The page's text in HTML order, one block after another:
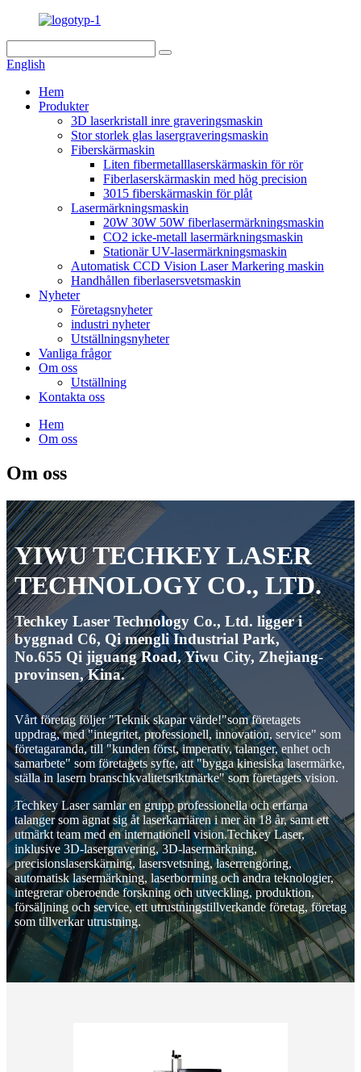
English
Hem
Produkter
3D laserkristall inre graveringsmaskin
Stor storlek glas lasergraveringsmaskin
Fiberskärmaskin
Liten fibermetalllaserskärmaskin för rör
Fiberlaserskärmaskin med hög precision
3015 fiberskärmaskin för plåt
Lasermärkningsmaskin
20W 30W 50W fiberlasermärkningsmaskin
CO2 icke-metall lasermärkningsmaskin
Stationär UV-lasermärkningsmaskin
Automatisk CCD Vision Laser Markering maskin
Handhållen fiberlasersvetsmaskin
Nyheter
Företagsnyheter
industri nyheter
Utställningsnyheter
Vanliga frågor
Om oss
Utställning
Kontakta oss
Hem
Om oss
Om oss
YIWU TECHKEY LASER
TECHNOLOGY CO., LTD.
Techkey Laser Technology Co., Ltd. ligger i
byggnad C6, Qi mengli Industrial Park,
No.655 Qi jiguang Road, Yiwu City, Zhejiang-
provinsen, Kina.
Vårt företag följer "Teknik skapar värde!"som företagets
uppdrag, med "integritet, professionell, innovation, service" som
företagaranda, till "kunden först, imperativ, talanger, enhet och
samarbete" som företagets syfte, att "bygga kinesiska lasermärke,
ställa in lasern branschkvalitetsriktmärke" som företagets vision.
Techkey Laser samlar en grupp professionella och erfarna
talanger som ägnat sig åt laserkarriären i mer än 18 år, samt ett
utmärkt team med en internationell vision.Techkey Laser,
inklusive 3D-lasergravering, 3D-lasermärkning,
precisionslaserskärning, lasersvetsning, laserrengöring,
automatisk lasermärkning, laserborrning och andra teknologier,
integrerar oberoende forskning och utveckling, produktion,
försäljning och service, ett utrustningstillverkande företag, företag
som tillverkar utrustning.